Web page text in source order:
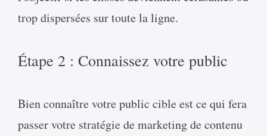
trop dispersées sur toute la ligne.
Étape 2 : Connaissez votre public
Bien connaître votre public cible est ce qui fera
passer votre stratégie de marketing de contenu